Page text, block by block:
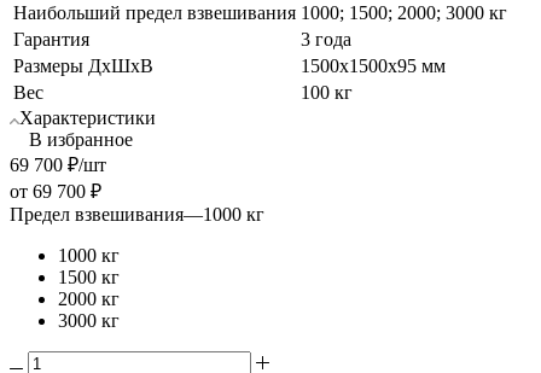
Наибольший предел взвешивания 1000; 1500; 2000; 3000 кг
Гарантия
3 года
Размеры ДхШхВ
1500х1500x95 мм
Вес
100 кг
Характеристики
В избранное
69 700 ₽/шт
от 69 700 ₽
Предел взвешивания—1000 кг
1000 кг
1500 кг
2000 кг
3000 кг